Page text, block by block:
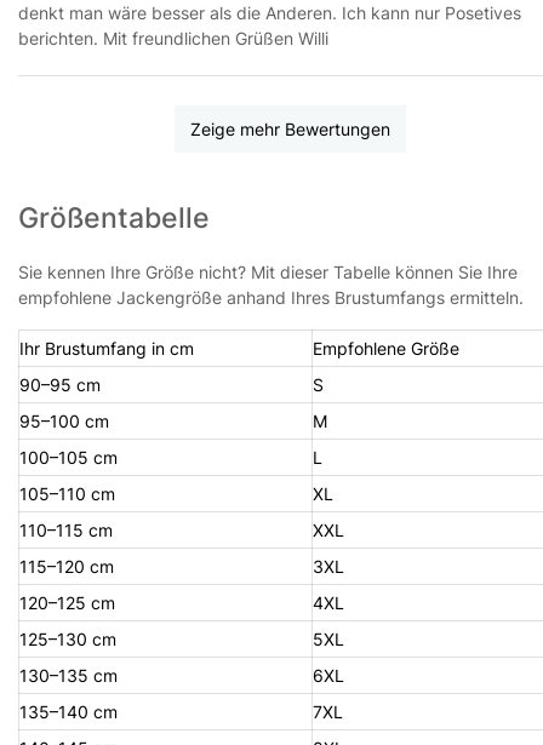
denkt man wäre besser als die Anderen. Ich kann nur Posetives
berichten. Mit freundlichen Grüßen Willi
Zeige mehr Bewertungen
Größentabelle
Sie kennen Ihre Größe nicht? Mit dieser Tabelle können Sie Ihre
empfohlene Jackengröße anhand Ihres Brustumfangs ermitteln.
Ihr Brustumfang in cm
Empfohlene Größe
90–95 cm
S
95–100 cm
M
100–105 cm
L
105–110 cm
XL
110–115 cm
XXL
115–120 cm
3XL
120–125 cm
4XL
125–130 cm
5XL
130–135 cm
6XL
135–140 cm
7XL